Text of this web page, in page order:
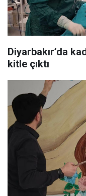
Diyarbakır’da
kitle çıktı